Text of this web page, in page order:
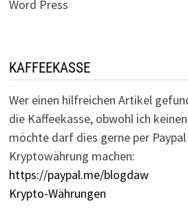
Word Press
KAFFEEKASSE
Wer einen hilfreichen Artikel
die Kaffeekasse, obwohl ich
möchte darf dies gerne per
Kryptowährung machen:
https://paypal.me/blogdaw
Krypto-Währungen